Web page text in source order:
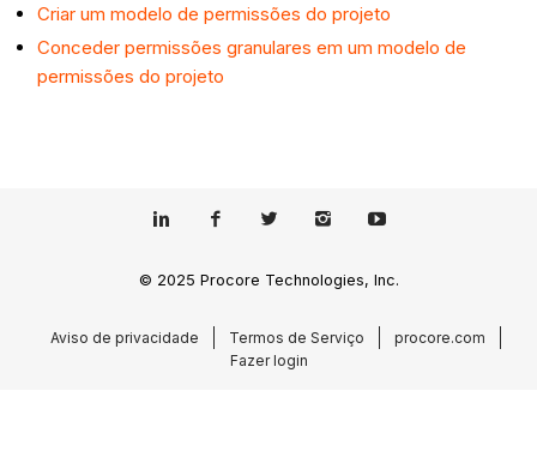
Criar um modelo de permissões do projeto
Conceder permissões granulares em um modelo de
permissões do projeto
© 2025 Procore Technologies, Inc.
Aviso de privacidade Termos de Serviço
procore.com
Fazer login